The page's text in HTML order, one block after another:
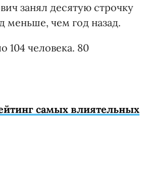
занял десятую строчку
меньше, чем год назад.
104 человека. 80
самых влиятельных